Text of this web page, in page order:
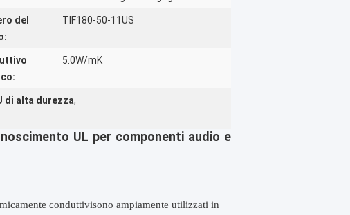
del
TIF180-50-11US
5.0W/mK
di alta durezza,
UL per componenti audio e
conduttivisono ampiamente utilizzati in